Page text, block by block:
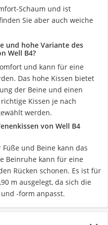
Schaum und ist
Sie aber auch weiche
und hohe Variante des
Well B4?
und kann für eine
Das hohe Kissen bietet
der Beine und einen
Kissen je nach
werden.
von Well B4
und Beine kann das
Beinruhe kann für eine
Rücken schonen. Es ist für
m ausgelegt, da sich die
-form anpasst.